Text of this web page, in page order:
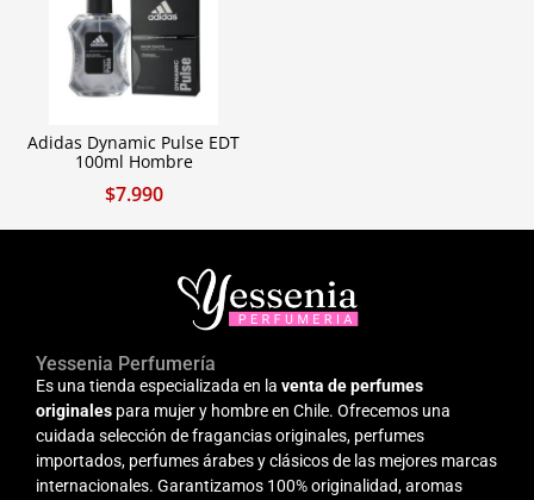
Adidas Dynamic Pulse EDT
100ml Hombre
$7.990
Yessenia Perfumería
Es una tienda especializada en la venta de perfumes
originales para mujer y hombre en Chile. Ofrecemos una
cuidada selección de fragancias originales, perfumes
importados, perfumes árabes y clásicos de las mejores marcas
internacionales. Garantizamos 100% originalidad, aromas